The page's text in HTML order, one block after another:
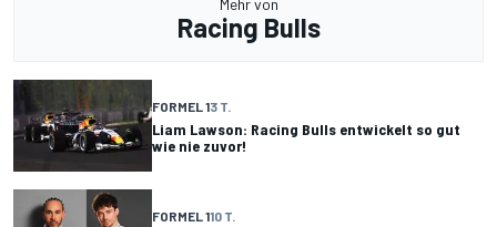
Mehr von
Racing Bulls
FORMEL 13 T.
Liam Lawson: Racing Bulls entwickelt so gut
wie nie zuvor!
FORMEL 110 T.